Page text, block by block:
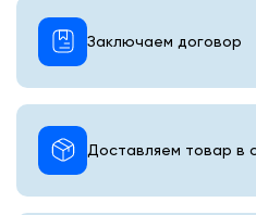
Доставляем товар в
Заключаем договор